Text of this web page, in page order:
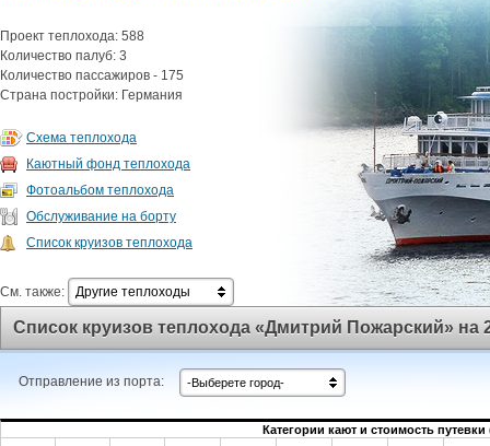
Проект теплохода: 588
Количество палуб: 3
Количество пассажиров - 175
Страна постройки: Германия
Схема теплохода
Каютный фонд теплохода
Фотоальбом теплохода
Обслуживание на борту
Список круизов теплохода
См. также: Другие теплоходы
Список круизов теплохода «Дмитрий Пожарский» на
Отправление из порта: -Выберете город-
Категории кают и стоимость